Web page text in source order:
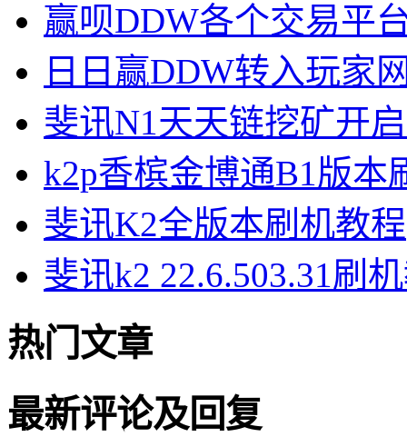
赢呗DDW各个交易平
日日赢DDW转入玩家
斐讯N1天天链挖矿开
k2p香槟金博通B1版本
斐讯K2全版本刷机教程
斐讯k2 22.6.503.31刷
热门文章
最新评论及回复